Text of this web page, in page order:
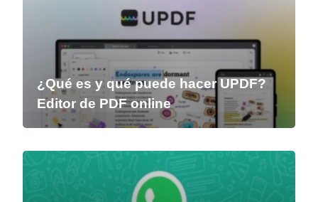
¿Qué es y qué puede hacer UPDF?
Editor de PDF online